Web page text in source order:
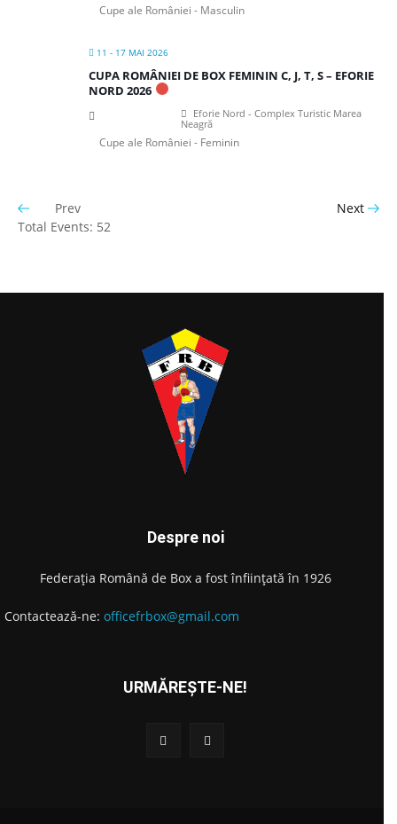
Cupe ale României - Masculin
11 - 17 MAI 2026
CUPA ROMÂNIEI DE BOX FEMININ C, J, T, S – EFORIE
NORD 2026
Eforie Nord - Complex Turistic Marea
Neagră
Cupe ale României - Feminin
Prev
Next
Total Events: 52
Despre noi
Federația Română de Box a fost înființată în 1926
Contactează-ne: officefrbox@gmail.com
URMĂREȘTE-NE!